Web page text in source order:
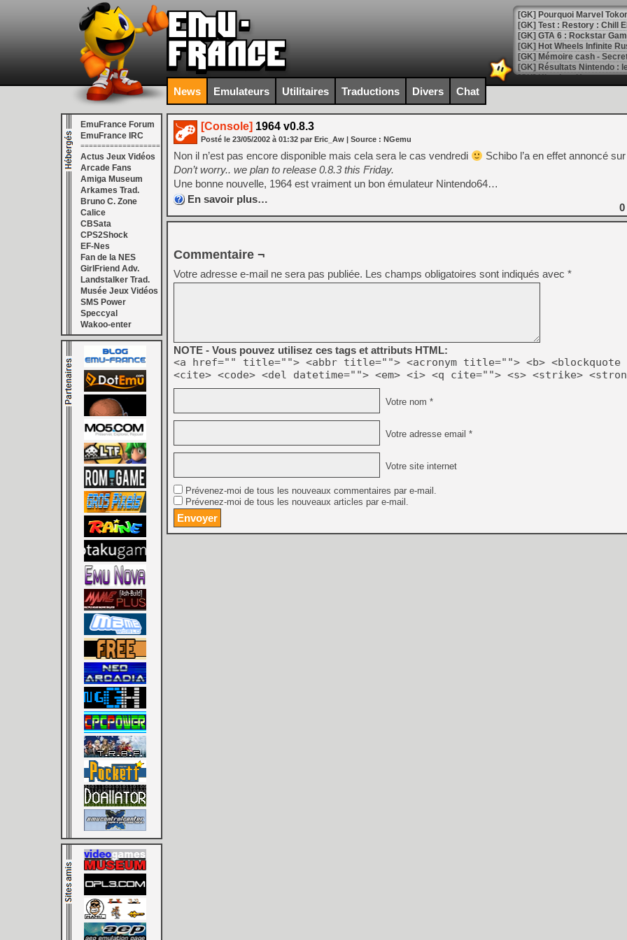
[GK] Pourquoi Marvel
[GK] Test : Restory : Chill
[GK] GTA 6 : Rockstar
[GK] Hot Wheels Infinite
[GK] Mémoire cash -
[GK] Résultats Nintendo :
[GK] Déjà des
[Mo5] Brickboy cherche à
[GK] Minecraft et ses «
[GK] Beast of
[GK] Ubisoft : fin de partie
[GK] Mémoire cash -
[GK] Dan Houser (GTA)
[GK] Comment EA Sports
[GK] Crimson Moon : un
[GK] Isle of Reveries : le
[GK] Moonlighter 2 : The
[GK] Capcom relance
[Mo5] Deux inédits du
[GK] Le beat'em up The
[GK] Endless Legend 2 :
[LS] [PS5] Le WebKit
[GK] Oubliez Crazy Taxi,
[LS] [Switch] NSZ 5.0.0
[GK] No More Room in
[GK] Un chatbot Atelier
[GK] Mémoire cash -
[GK] Nvidia : le prix des
[GK] Suikoden Star Leap
[Mo5] La mini borne
News Emulateurs Utilitaires Traductions Divers Chat
EmuFrance Forum
EmuFrance IRC
===================
Actus Jeux Vidéos
Arcade Fans
Amiga Museum
Arkames Trad.
Bruno C. Zone
Calice
CBSata
CPS2Shock
EF-Nes
Fan de la NES
GirlFriend Adv.
Landstalker Trad.
Musée Jeux Vidéos
SMS Power
Speccyal
Wakoo-enter
[Console] 1964 v0.8.3
Posté le 23/05/2002 à 01:32 par Eric_Aw | Source : NGemu
Non il n’est pas encore disponible mais cela sera le cas vendredi Schibo l’a en effet annoncé
Don’t worry.. we plan to release 0.8.3 this Friday.
Une bonne nouvelle, 1964 est vraiment un bon émulateur Nintendo64…
En savoir plus…
0
Commentaire ¬
Votre adresse e-mail ne sera pas publiée. Les champs obligatoires sont indiqués avec *
NOTE - Vous pouvez utilisez ces tags et attributs HTML:
<a href="" title=""> <abbr title=""> <acronym title=""> <b> <blockquote
<cite> <code> <del datetime=""> <em> <i> <q cite=""> <s> <strike>
Votre nom *
Votre adresse email *
Votre site internet
Prévenez-moi de tous les nouveaux commentaires par e-mail.
Prévenez-moi de tous les nouveaux articles par e-mail.